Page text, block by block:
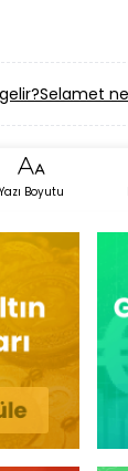
Selamet
Yazı Boyutu